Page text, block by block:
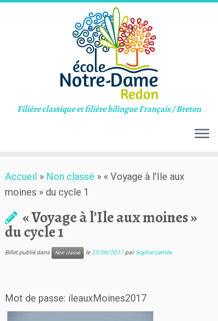
to
content
Filière classique et filière bilingue Français / Breton
Accueil » Non classé » « Voyage à l’Ile aux
moines » du cycle 1
« Voyage à l’Ile aux moines »
du cycle 1
Billet publié dans Non classé le23/06/2017 parSophie Lemée
Mot de passe: ileauxMoines2017